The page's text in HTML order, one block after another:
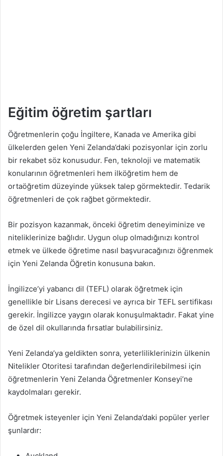
Eğitim öğretim şartları
Öğretmenlerin çoğu İngiltere, Kanada ve Amerika gibi
ülkelerden gelen Yeni Zelanda’daki pozisyonlar için zorlu
bir rekabet söz konusudur. Fen, teknoloji ve matematik
konularının öğretmenleri hem ilköğretim hem de
ortaöğretim düzeyinde yüksek talep görmektedir. Tedarik
öğretmenleri de çok rağbet görmektedir.
Bir pozisyon kazanmak, önceki öğretim deneyiminize ve
niteliklerinize bağlıdır. Uygun olup olmadığınızı kontrol
etmek ve ülkede öğretime nasıl başvuracağınızı öğrenmek
için Yeni Zelanda Öğretin konusuna bakın.
İngilizce’yi yabancı dil (TEFL) olarak öğretmek için
genellikle bir Lisans derecesi ve ayrıca bir TEFL sertifikası
gerekir. İngilizce yaygın olarak konuşulmaktadır. Fakat yine
de özel dil okullarında fırsatlar bulabilirsiniz.
Yeni Zelanda’ya geldikten sonra, yeterliliklerinizin ülkenin
Nitelikler Otoritesi tarafından değerlendirilebilmesi için
öğretmenlerin Yeni Zelanda Öğretmenler Konseyi’ne
kaydolmaları gerekir.
Öğretmek isteyenler için Yeni Zelanda’daki popüler yerler
şunlardır: